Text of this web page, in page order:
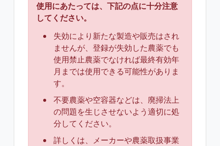
使用にあたっては、下記の点に十分注意
してください。
失効により新たな製造や販売はされ
ませんが、登録が失効した農薬でも
使用禁止農薬でなければ最終有効年
月までは使用できる可能性がありま
す。
不要農薬や空容器などは、廃掃法上
の問題を生じさせないよう適切に処
分してください。
詳しくは、メーカーや農薬取扱事業